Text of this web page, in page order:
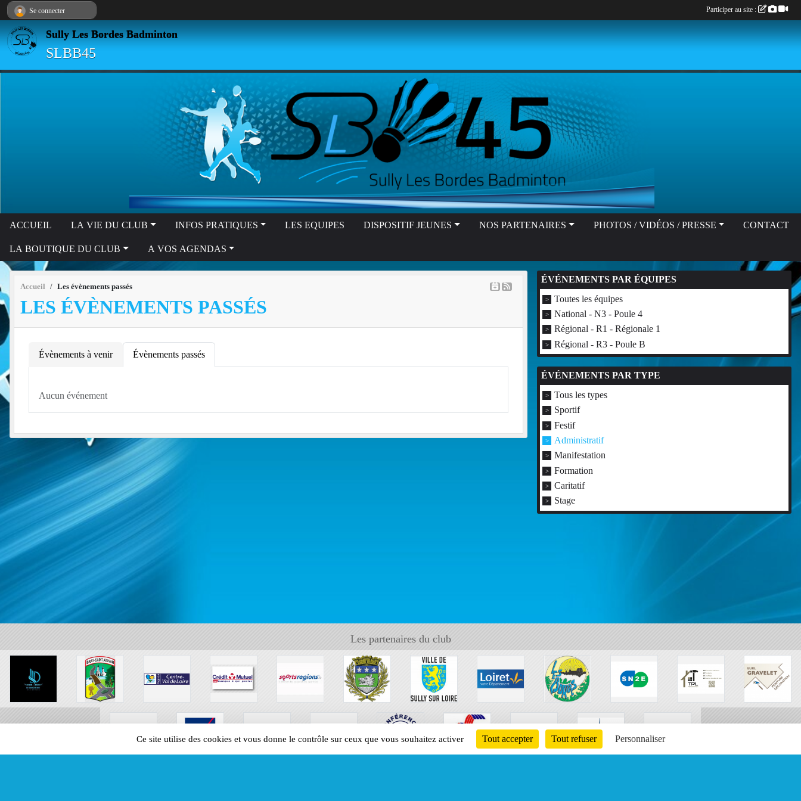
Sully Les Bordes Badminton
SLBB45
ACCUEIL LA VIE DU CLUB INFOS PRATIQUES LES EQUIPES DISPOSITIF JEUNES NOS PARTENAIRES PHOTOS / VIDÉOS / PRESSE CONTACT
LA BOUTIQUE DU CLUB A VOS AGENDAS
Accueil Les évènements passés
LES ÉVÈNEMENTS PASSÉS
Évènements à venir Évènements passés
Aucun événement
ÉVÉNEMENTS PAR ÉQUIPES
Toutes les équipes
National - N3 - Poule 4
Régional - R1 - Régionale 1
Régional - R3 - Poule B
ÉVÉNEMENTS PAR TYPE
Tous les types
Sportif
Festif
Administratif
Manifestation
Formation
Caritatif
Stage
Les partenaires du club
Se connecter Participer au site :
Panneau de gestion des cookies
Ce site utilise des cookies et vous donne le contrôle sur ceux que vous souhaitez activer Tout accepter Tout refuser Personnaliser